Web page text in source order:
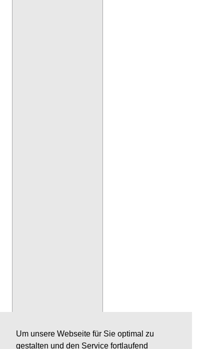
Um unsere Webseite für Sie optimal zu
gestalten und den Service fortlaufend